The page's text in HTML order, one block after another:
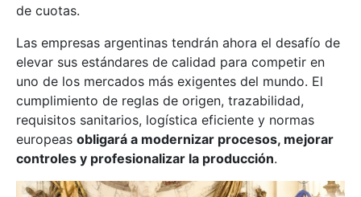
de cuotas.
Las empresas argentinas tendrán ahora el desafío de
elevar sus estándares de calidad para competir en
uno de los mercados más exigentes del mundo. El
cumplimiento de reglas de origen, trazabilidad,
requisitos sanitarios, logística eficiente y normas
europeas obligará a modernizar procesos, mejorar
controles y profesionalizar la producción.